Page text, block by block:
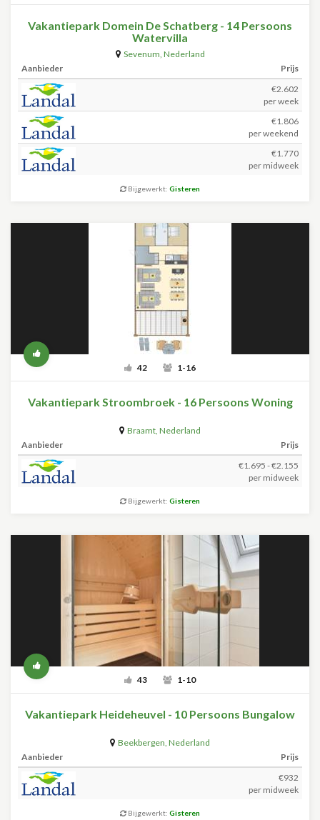
Vakantiepark Domein De Schatberg - 14 Persoons
Watervilla
Sevenum, Nederland
Aanbieder
Prijs
€2.602
per week
€1.806
per weekend
€1.770
per midweek
Bijgewerkt: Gisteren
42 1-16
Vakantiepark Stroombroek - 16 Persoons Woning
Braamt, Nederland
Aanbieder
Prijs
€1.695 - €2.155
per midweek
Bijgewerkt: Gisteren
43 1-10
Vakantiepark Heideheuvel - 10 Persoons Bungalow
Beekbergen, Nederland
Aanbieder
Prijs
€932
per midweek
Bijgewerkt: Gisteren